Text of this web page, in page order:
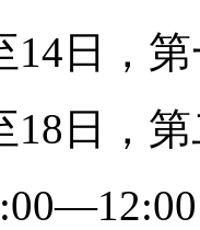
14日，
18日，